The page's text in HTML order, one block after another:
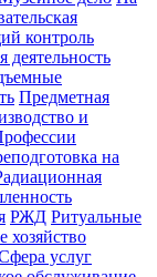
контроль
деятельность
Предметная
и
на
РЖД Ритуальные
хозяйство
услуг